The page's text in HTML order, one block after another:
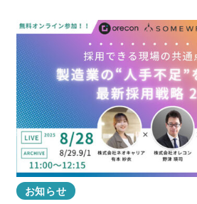
お知らせ